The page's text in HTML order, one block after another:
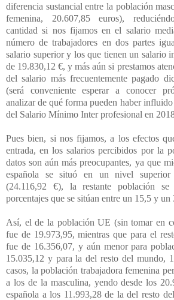
diferencia sustancial entre la población
femenina, 20.607,85 euros),
cantidad si nos fijamos en el salario
número de trabajadores en dos partes
salario superior y los que tienen un salario
de 19.830,12 €, y más aún si prestamos
del salario más frecuentemente pagado
(será conveniente esperar a conocer
analizar de qué forma pueden haber
del Salario Mínimo Inter profesional en
Pues bien, si nos fijamos, a los efectos
entrada, en los salarios percibidos por la
datos son aún más preocupantes, ya que
española se situó en un nivel
(24.116,92 €), la restante población
porcentajes que se sitúan entre un 15,5 y un
Así, el de la población UE (sin tomar en
fue de 19.973,95, mientras que para el
fue de 16.356,07, y aún menor para
15.035,12 y para la del resto del mundo,
casos, la población trabajadora femenina
a los de la masculina, yendo desde los
española a los 11.993,28 de la del resto